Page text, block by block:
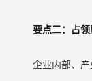
要点二：占
企业内部、